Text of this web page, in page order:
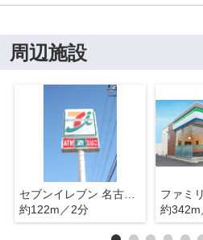
周辺施設
セブンイレブン 名古屋柳瀬町1丁目店
約122m／2分
約342m